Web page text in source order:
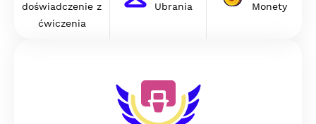
doświadczenie z
ćwiczenia
Ubrania Monety